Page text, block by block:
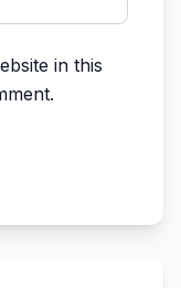
in this